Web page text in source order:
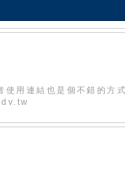
使用連結也是個不錯的方式